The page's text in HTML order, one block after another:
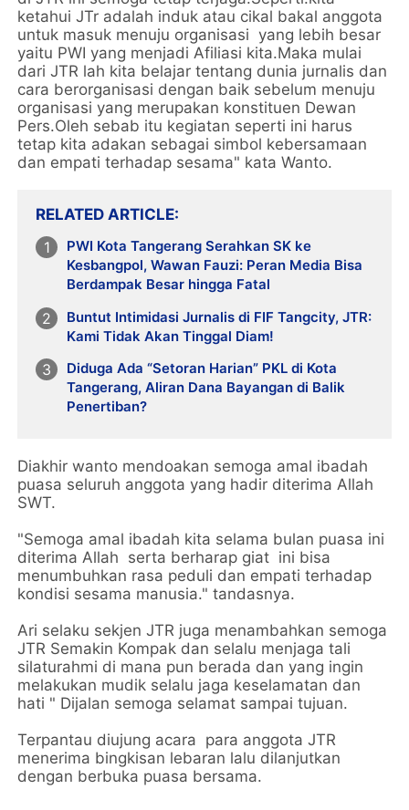
ketahui JTr adalah induk atau cikal bakal anggota
untuk masuk menuju organisasi yang lebih besar
yaitu PWI yang menjadi Afiliasi kita.Maka mulai
dari JTR lah kita belajar tentang dunia jurnalis dan
cara berorganisasi dengan baik sebelum menuju
organisasi yang merupakan konstituen Dewan
Pers.Oleh sebab itu kegiatan seperti ini harus
tetap kita adakan sebagai simbol kebersamaan
dan empati terhadap sesama" kata Wanto.
RELATED ARTICLE
PWI Kota Tangerang Serahkan SK ke
Kesbangpol, Wawan Fauzi: Peran Media Bisa
Berdampak Besar hingga Fatal
Buntut Intimidasi Jurnalis di FIF Tangcity, JTR:
Kami Tidak Akan Tinggal Diam!
Diduga Ada “Setoran Harian” PKL di Kota
Tangerang, Aliran Dana Bayangan di Balik
Penertiban?
Diakhir wanto mendoakan semoga amal ibadah
puasa seluruh anggota yang hadir diterima Allah
SWT.
"Semoga amal ibadah kita selama bulan puasa ini
diterima Allah serta berharap giat ini bisa
menumbuhkan rasa peduli dan empati terhadap
kondisi sesama manusia." tandasnya.
Ari selaku sekjen JTR juga menambahkan semoga
JTR Semakin Kompak dan selalu menjaga tali
silaturahmi di mana pun berada dan yang ingin
melakukan mudik selalu jaga keselamatan dan
hati " Dijalan semoga selamat sampai tujuan.
Terpantau diujung acara para anggota JTR
menerima bingkisan lebaran lalu dilanjutkan
dengan berbuka puasa bersama.